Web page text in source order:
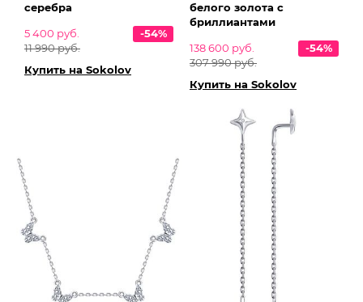
серебра
5 400 руб.
11 990 руб.
-54%
Купить на Sokolov
белого золота с
бриллиантами
138 600 руб.
307 990 руб.
-54%
Купить на Sokolov